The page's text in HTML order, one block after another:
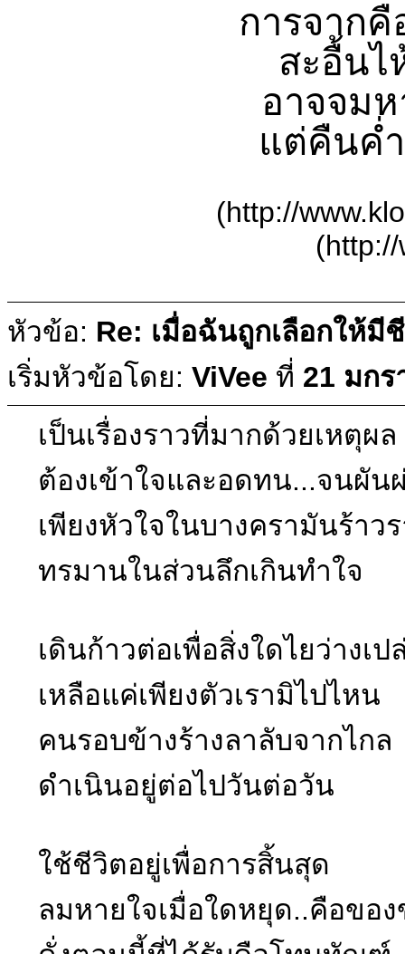
การจาก
สะอื้นไ
อาจจม
แต่คืนค่
(http://
หัวข้อ: Re: เมื่อฉันถูกเลือกให้มี
เริ่มหัวข้อโดย: ViVee ที่ 21 มกร
เป็นเรื่องราวที่มากด้วยเหตุผล
ต้องเข้าใจและอดทน...จนผัน
เพียงหัวใจในบางครามันร้าว
ทรมานในส่วนลึกเกินทำใจ
เดินก้าวต่อเพื่อสิ่งใดไยว่างเป
เหลือแค่เพียงตัวเรามิไปไหน
คนรอบข้างร้างลาลับจากไกล
ดำเนินอยู่ต่อไปวันต่อวัน
ใช้ชีวิตอยู่เพื่อการสิ้นสุด
ลมหายใจเมื่อใดหยุด..คือขอ